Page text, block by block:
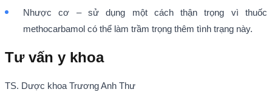
Nhược cơ – sử dụng một cách thận trọng vì thuốc
methocarbamol có thể làm trầm trọng thêm tình trạng này.
Tư vấn y khoa
TS. Dược khoa Trương Anh Thư